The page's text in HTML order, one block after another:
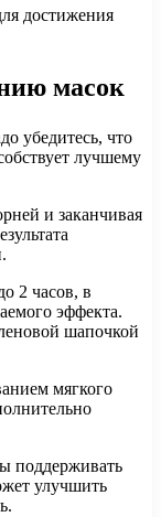
достижения
масок
убедитесь, что
лучшему
и заканчивая
2 часов, в
эффекта.
шапочкой
мягкого
поддерживать
улучшить